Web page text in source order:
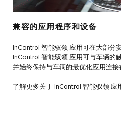
兼容的应用程序和设备
InControl 智能驭领 应用可在大部分
InControl 智能驭领 应用可与车辆的
并始终保持与车辆的最优化应用连接
了解更多关于 InControl 智能驭领 应